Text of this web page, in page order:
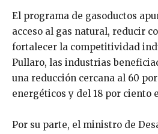
El programa de gasoductos
acceso al gas natural, reducir
fortalecer la competitividad
Pullaro, las industrias
una reducción cercana al 60
energéticos y del 18 por ciento
Por su parte, el ministro de